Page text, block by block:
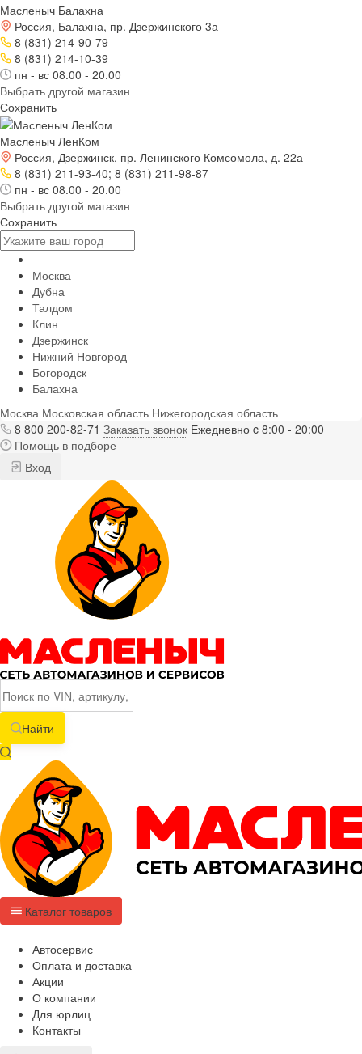
Масленыч Балахна
Россия, Балахна, пр. Дзержинского 3а
8 (831) 214-90-79
8 (831) 214-10-39
пн - вс 08.00 - 20.00
Выбрать другой магазин
Сохранить
Масленыч ЛенКом
Россия, Дзержинск, пр. Ленинского Комсомола, д. 22а
8 (831) 211-93-40; 8 (831) 211-98-87
пн - вс 08.00 - 20.00
Выбрать другой магазин
Сохранить
Москва
Дубна
Талдом
Клин
Дзержинск
Нижний Новгород
Богородск
Балахна
Москва Московская область Нижегородская область
8 800 200-82-71 Заказать звонок Ежедневно c 8:00 - 20:00
Помощь в подборе
Вход
Найти
Каталог товаров
Автосервис
Оплата и доставка
Акции
О компании
Для юрлиц
Контакты